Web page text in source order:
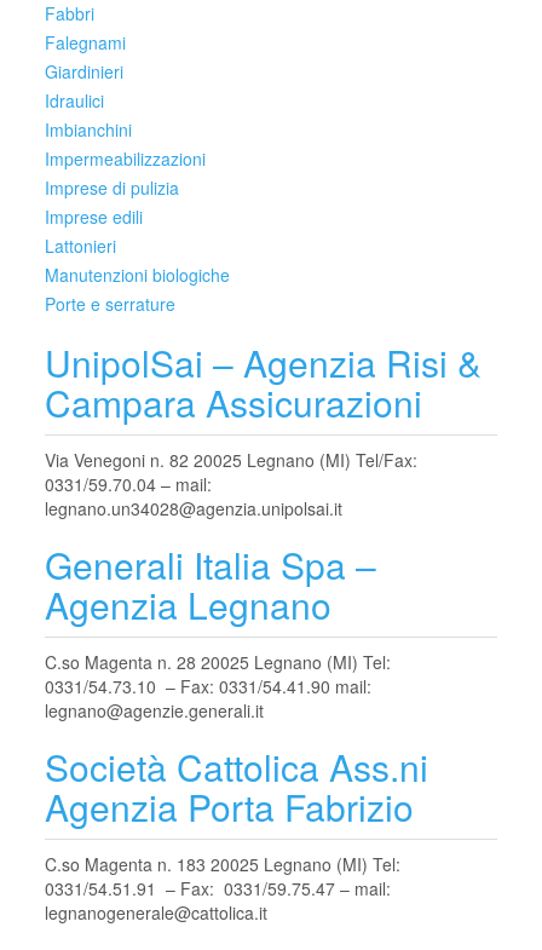
Fabbri
Falegnami
Giardinieri
Idraulici
Imbianchini
Impermeabilizzazioni
Imprese di pulizia
Imprese edili
Lattonieri
Manutenzioni biologiche
Porte e serrature
UnipolSai – Agenzia Risi &
Campara Assicurazioni
Via Venegoni n. 82 20025 Legnano (MI) Tel/Fax:
0331/59.70.04 – mail:
legnano.un34028@agenzia.unipolsai.it
Generali Italia Spa –
Agenzia Legnano
C.so Magenta n. 28 20025 Legnano (MI) Tel:
0331/54.73.10 – Fax: 0331/54.41.90 mail:
legnano@agenzie.generali.it
Società Cattolica Ass.ni
Agenzia Porta Fabrizio
C.so Magenta n. 183 20025 Legnano (MI) Tel:
0331/54.51.91 – Fax: 0331/59.75.47 – mail:
legnanogenerale@cattolica.it